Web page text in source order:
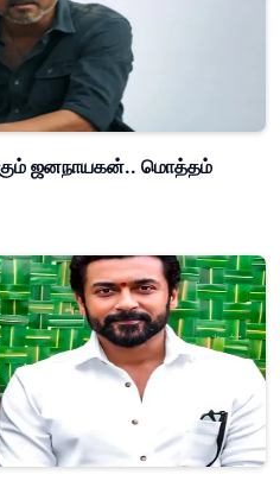
ஜனநாயகன்.. மொத்தம்